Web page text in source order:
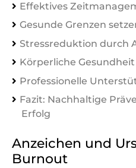
Effektives
Gesunde Grenzen
Stressreduktion durch
Körperliche Gesundheit
Professionelle
Fazit: Nachhaltige
Erfolg
Anzeichen und
Burnout